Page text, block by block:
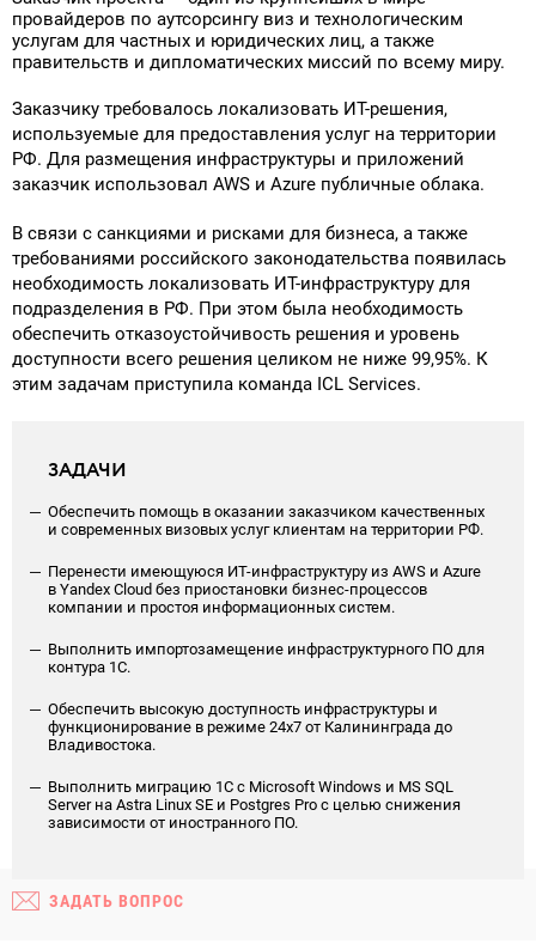
Поставка программного обеспечения и оборудования
провайдеров по аутсорсингу виз и технологическим
услугам для частных и юридических лиц, а также
правительств и дипломатических миссий по всему миру.
Заказчику требовалось локализовать ИТ-решения,
используемые для предоставления услуг на территории
РФ. Для размещения инфраструктуры и приложений
заказчик использовал AWS и Azure публичные облака.
В связи с санкциями и рисками для бизнеса, а также
требованиями российского законодательства появилась
необходимость локализовать ИТ-инфраструктуру для
подразделения в РФ. При этом была необходимость
обеспечить отказоустойчивость решения и уровень
доступности всего решения целиком не ниже 99,95%. К
этим задачам приступила команда ICL Services.
ЗАДАЧИ
Обеспечить помощь в оказании заказчиком качественных
и современных визовых услуг клиентам на территории РФ.
Перенести имеющуюся ИТ-инфраструктуру из AWS и Azure
в Yandex Cloud без приостановки бизнес-процессов
компании и простоя информационных систем.
Выполнить импортозамещение инфраструктурного ПО для
контура 1С.
Обеспечить высокую доступность инфраструктуры и
функционирование в режиме 24x7 от Калининграда до
Владивостока.
Выполнить миграцию 1С c Microsoft Windows и MS SQL
Server на Astra Linux SE и Postgres Pro с целью снижения
зависимости от иностранного ПО.
ЗАДАТЬ ВОПРОС